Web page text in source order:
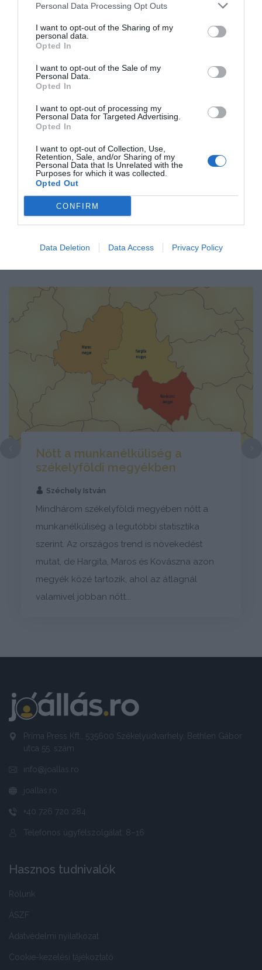
Personal Data Processing Opt Outs
I want to opt-out of the Sharing of my
personal data.
Opted In
I want to opt-out of the Sale of my
Personal Data.
Opted In
I want to opt-out of processing my
Personal Data for Targeted Advertising.
Opted In
I want to opt-out of Collection, Use,
Retention, Sale, and/or Sharing of my
Personal Data that Is Unrelated with the
Purposes for which it was collected.
Opted Out
CONFIRM
Data Deletion Data Access Privacy Policy
Tódor Etelka
PR-munkatárs – Hunguest Hotel Fenyő
Ügyfelek, akiknek segítettünk
Nőtt a munkanélküliség a
székelyföldi megyékben
Széchely István
Mindhárom székelyföldi megyében nőtt a
munkanélküliség a legutóbbi statisztika
szerint. Az országos trend is növekedést
mutat, de Hargita, Maros és Kovászna azon
megyék közé tartozik, ahol az átlagnál
valamivel jobban nőtt...
Príma Press Kft., 535600 Székelyudvarhely, Bethlen Gábor
utca 55. szám
info@joallas.ro
joallas.ro
+40 726 720 284
Telefonos ügyfélszolgálat: 8–16
Hasznos tudnivalók
Rólunk
ÁSZF
Adatvédelmi nyilatkozat
Cookie-kezelési tájékoztató